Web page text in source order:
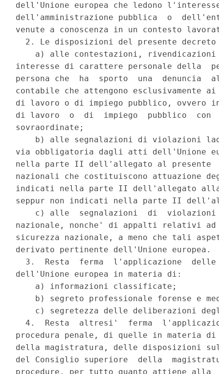
dell'Unione europea che ledono
dell'amministrazione pubblica  o
venute a conoscenza in un contesto
2. Le disposizioni del presente
a) alle contestazioni,
interesse di carattere personale della
persona che  ha  sporto  una
contabile che attengono
di lavoro o di impiego pubblico,
di lavoro  o  di  impiego  pubblico  con
sovraordinate;
b) alle segnalazioni di violazioni
via obbligatoria dagli atti dell'Unione
nella parte II dell'allegato al presente
nazionali che costituiscono attuazione
indicati nella parte II dell'allegato alla
seppur non indicati nella parte II
c) alle  segnalazioni  di
nazionale, nonche' di appalti relativi
sicurezza nazionale, a meno che tali
derivato pertinente dell'Unione europea.
3.  Resta  ferma  l'applicazione
dell'Unione europea in materia di:
    a) informazioni classificate;
b) segreto professionale forense e
c) segretezza delle deliberazioni
4.  Resta  altresi'  ferma
procedura penale, di quelle in materia di
della magistratura, delle disposizioni
del Consiglio superiore  della
procedure, per tutto quanto attiene